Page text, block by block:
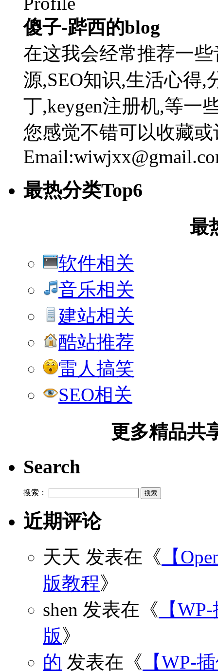
傻子-跸西的blog
在这我会经常推荐一
源,SEO知识,生活心得,
丁,keygen注册机,等一
您感觉不错可以收藏
最热分类Top6
最
软件相关
音乐相关
建站相关
酷站推荐
雷人搞笑
SEO相关
更多精品共
Search
搜索：
近期评论
天天 发表在《 【
版教程》
shen 发表在《 【
版》
的 发表在《 【WP-